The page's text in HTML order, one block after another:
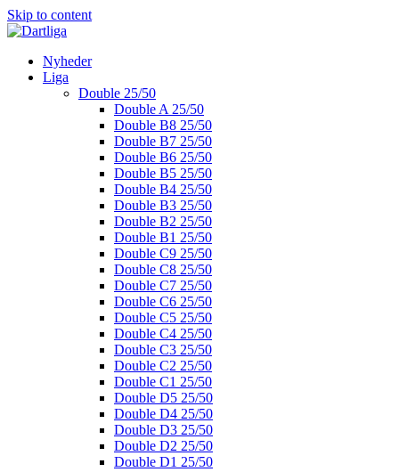
Skip to content
Nyheder
Liga
Double 25/50
Double A 25/50
Double B8 25/50
Double B7 25/50
Double B6 25/50
Double B5 25/50
Double B4 25/50
Double B3 25/50
Double B2 25/50
Double B1 25/50
Double C9 25/50
Double C8 25/50
Double C7 25/50
Double C6 25/50
Double C5 25/50
Double C4 25/50
Double C3 25/50
Double C2 25/50
Double C1 25/50
Double D5 25/50
Double D4 25/50
Double D3 25/50
Double D2 25/50
Double D1 25/50